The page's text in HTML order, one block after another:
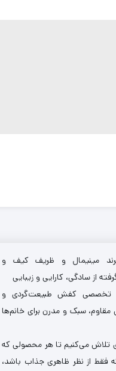
مینیمال و ظریف کیف و
از سادگی، کارایی و زیبایی
تخصصی کفش طبیعت‌گردی و
مقاوم، سبک و مدرن برای خانم‌ها
تلاش می‌کنیم تا هر محصولی که
فقط از نظر ظاهری جذاب باشد،